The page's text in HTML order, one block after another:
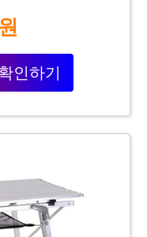
인하기